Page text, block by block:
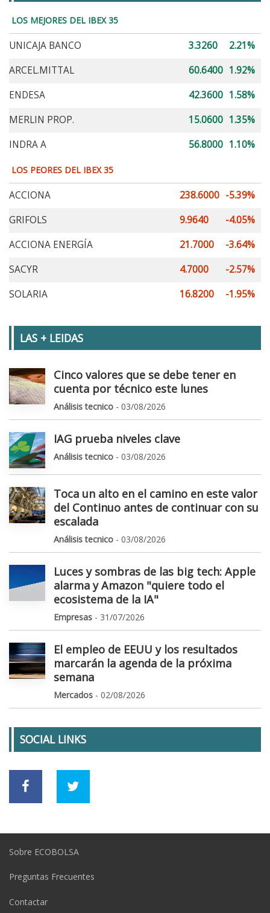
LOS MEJORES DEL IBEX 35
UNICAJA BANCO 3.3260
2.21%
ARCEL.MITTAL
60.6400 1.92%
ENDESA
42.3600 1.58%
MERLIN PROP.
15.0600 1.35%
INDRA A
56.8000 1.10%
LOS PEORES DEL IBEX 35
ACCIONA 238.6000 -5.39%
GRIFOLS
9.9640
-4.05%
ACCIONA ENERGÍA
21.7000
-3.64%
SACYR
4.7000
-2.57%
SOLARIA
16.8200 -1.95%
LAS + LEIDAS
Cinco valores que se debe tener en
cuenta por técnico este lunes
Análisis tecnico - 03/08/2026
IAG prueba niveles clave
Análisis tecnico - 03/08/2026
Toca un alto en el camino en este valor
del Continuo antes de continuar con su
escalada
Análisis tecnico - 03/08/2026
Luces y sombras de las big tech: Apple
alarma y Amazon "quiere todo el
ecosistema de la IA"
Empresas - 31/07/2026
El empleo de EEUU y los resultados
marcarán la agenda de la próxima
semana
Mercados - 02/08/2026
SOCIAL LINKS
Sobre ECOBOLSA
Preguntas Frecuentes
Contactar